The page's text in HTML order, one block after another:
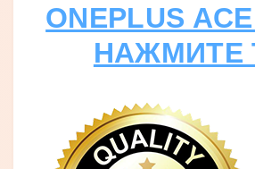
ONEPLUS
НАЖМИТЕ